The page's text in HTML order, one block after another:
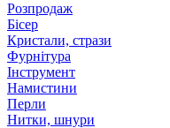
Розпродаж
Бісер
Кристали, стрази
Фурнітура
Інструмент
Намистини
Перли
Нитки, шнури